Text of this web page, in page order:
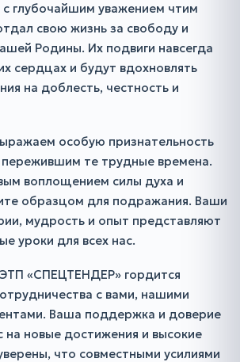
глубочайшим уважением чтим
свою жизнь за свободу и
Родины. Их подвиги навсегда
сердцах и будут вдохновлять
на доблесть, честность и
особую признательность
пережившим те трудные времена.
воплощением силы духа и
образцом для подражания. Ваши
мудрость и опыт представляют
уроки для всех нас.
«СПЕЦТЕНДЕР» гордится
с вами, нашими
Ваша поддержка и доверие
на новые достижения и высокие
что совместными усилиями